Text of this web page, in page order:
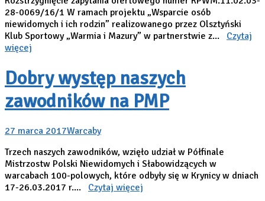
28-0069/16/1 W ramach projektu „Wsparcie osób
niewidomych i ich rodzin” realizowanego przez Olsztyński
Klub Sportowy „Warmia i Mazury” w partnerstwie z... Czytaj
więcej
Dobry występ naszych
zawodników na PMP
27 marca 2017Warcaby
Trzech naszych zawodników, wzięło udział w Półfinale
Mistrzostw Polski Niewidomych i Słabowidzących w
warcabach 100-polowych, które odbyły się w Krynicy w dniach
17-26.03.2017 r.... Czytaj więcej